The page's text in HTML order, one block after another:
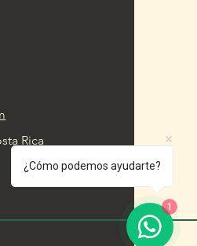
Rica
¿Cómo podemos ayudarte?
1